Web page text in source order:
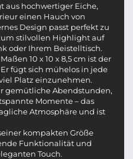
aus hochwertiger Eiche,
einen Hauch von
Design passt perfekt zu
stilvollen Highlight auf
oder Ihrem Beistelltisch.
10 x 10 x 8,5 cm ist der
fügt sich mühelos in jede
Platz einzunehmen.
gemütliche Abendstunden,
Momente – das
Atmosphäre und ist
kompakten Größe
Funktionalität und
Touch.